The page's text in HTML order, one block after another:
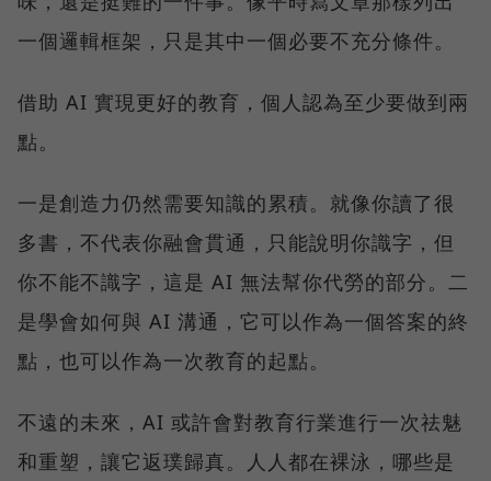
一個邏輯框架，只是其中一個必要不充分條件。
借助 AI 實現更好的教育，個人認為至少要做到兩
點。
一是創造力仍然需要知識的累積。就像你讀了很
多書，不代表你融會貫通，只能說明你識字，但
你不能不識字，這是 AI 無法幫你代勞的部分。二
是學會如何與 AI 溝通，它可以作為一個答案的終
點，也可以作為一次教育的起點。
不遠的未來，AI 或許會對教育行業進行一次祛魅
和重塑，讓它返璞歸真。人人都在裸泳，哪些是